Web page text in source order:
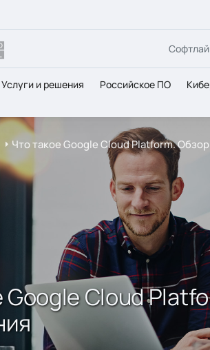
Услуги и решения Российское ПО
Что такое Google Cloud Platform.
Google Cloud